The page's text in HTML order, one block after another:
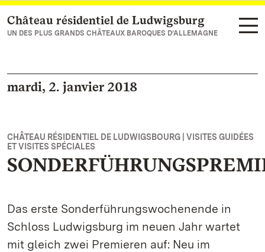
Vers la page d’accueil
Château résidentiel de Ludwigsburg
UN DES PLUS GRANDS CHÂTEAUX BAROQUES D’ALLEMAGNE
mardi, 2. janvier 2018
CHÂTEAU RÉSIDENTIEL DE LUDWIGSBOURG | VISITES GUIDÉES
ET VISITES SPÉCIALES
Das erste Sonderführungswochenende in
Schloss Ludwigsburg im neuen Jahr wartet
mit gleich zwei Premieren auf: Neu im